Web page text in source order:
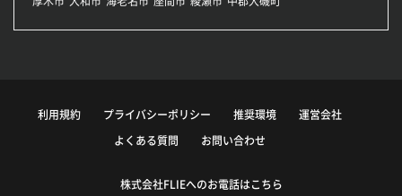
利用規約 プライバシーポリシー 推奨環境 運営会社
よくある質問 お問い合わせ
株式会社FLIEへのお電話はこちら